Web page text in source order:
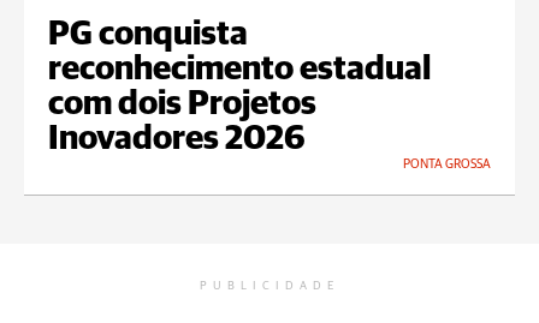
PG conquista
reconhecimento estadual
com dois Projetos
Inovadores 2026
PONTA GROSSA
PUBLICIDADE